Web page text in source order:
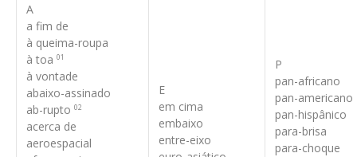
A
a fim de
à queima-roupa
à toa 01
à vontade
abaixo-assinado
ab-rupto 02
acerca de
aeroespacial
E
em cima
embaixo
entre-eixo
P
pan-africano
pan-americano
pan-hispânico
para-brisa
para-choque